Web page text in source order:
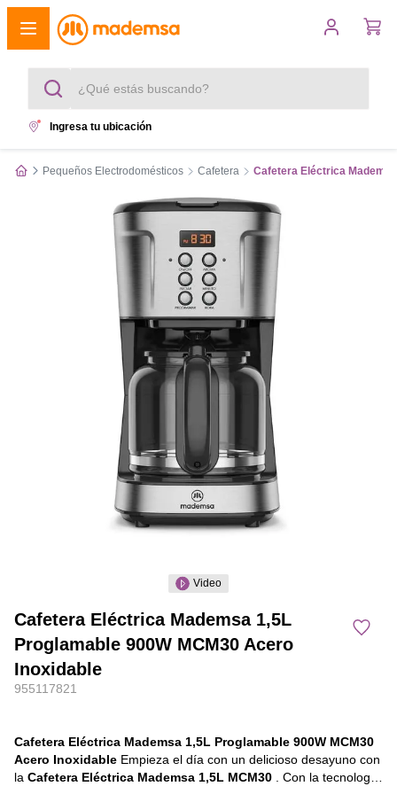
¿Qué estás buscando?
lavadora
refrigerador
secadora
cocina 5 platos
Ingresa tu ubicación
Pequeños Electrodomésticos Cafetera Cafetera Eléctrica
Video
Cafetera Eléctrica Mademsa 1,5L
Proglamable 900W MCM30 Acero
Inoxidable
955117821
Cafetera Eléctrica Mademsa 1,5L Proglamable 900W MCM30
Acero Inoxidable
la Cafetera Eléctrica Mademsa 1,5L MCM30
. Con la tecnología